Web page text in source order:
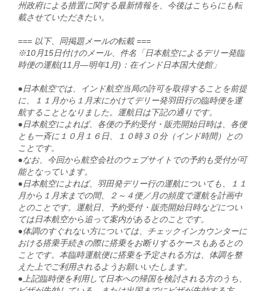
州政府による措置に関する最新情報を、今後はこちらにも転
載させていただきたい。
=== 以下、同掲題メールの転載 ===
※10月15日付けのメール、件名「日本航空によるデリー発臨
時便の運航(11月―明年1月)：在インド日本国大使館」
●日本航空では、インド航空当局の許可を取得することを前提
に、１１月から１月末にかけてデリー発羽田行の臨時便を運
航することとなりました。運航日は下記の通りです。
●日本航空によれば、各便の予約受付・販売開始日時は、各便
とも一斉に１０月１６日、１０時３０分（インド時間）との
ことです。
●なお、今回から航空会社のウェブサイトでの予約も受付が可
能となっています。
●日本航空によれば、羽田発デリー行の運航についても、１１
月から１月末までの間、２～４便／月の頻度で運航を計画中
とのことです。運航日、予約受付・販売開始日時などについ
ては日本航空から追って案内があるとのことです。
●体調のすぐれない方については、チェックインカウンターに
おける搭乗手続きの際に搭乗をお断りするケースもあるとの
ことです。本臨時運航便に搭乗を予定される方は、体調を整
えた上でご利用されるようお願いいたします。
●上記臨時便を利用して日本への帰国を検討される方のうち、